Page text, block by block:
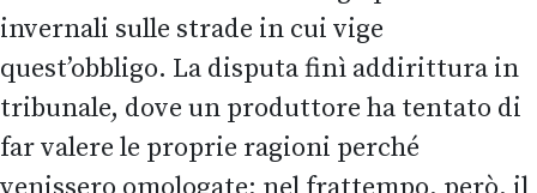
invernali sulle strade in cui vige
quest’obbligo. La disputa finì addirittura in
tribunale, dove un produttore ha tentato di
far valere le proprie ragioni perché